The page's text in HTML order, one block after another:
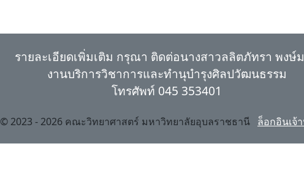
รายละเอียดเพิ่มเติม กรุณา ติดต่อนางสาวลลิตภัทรา พงษ์
งานบริการวิชาการและทำนุบำรุงศิลปวัฒนธรรม
โทรศัพท์ 045 353401
© 2023 - 2026 คณะวิทยาศาสตร์ มหาวิทยาลัยอุบลราชธานี ล็อกอินเจ้